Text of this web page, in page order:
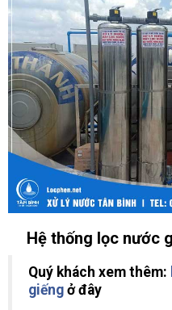
Hệ thống lọc nước
Quý khách xem thêm:
giếng ở đây